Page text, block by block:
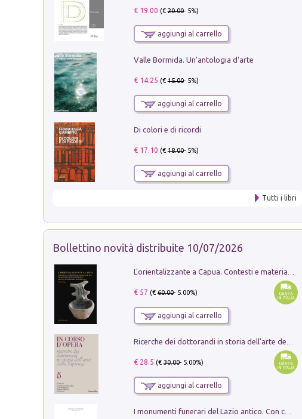
€ 19.00 (€20.00- 5%)
aggiungi al carrello
Valle Bormida. Un'antologia d'arte
€ 14.25 (€15.00- 5%)
aggiungi al carrello
Di colori e di ricordi
€ 17.10 (€18.00- 5%)
aggiungi al carrello
Tutti i libri
Bollettino novità distribuite 10/07/2026
€ 57 (€60.00- 5.00%)
aggiungi al carrello
€ 28.5 (€30.00- 5.00%)
aggiungi al carrello
I monumenti funerari del Lazio antico. Con cartella con tavole